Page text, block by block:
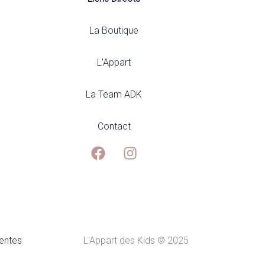
La Boutique
L'Appart
La Team ADK
Contact
L'Appart des Kids © 2025